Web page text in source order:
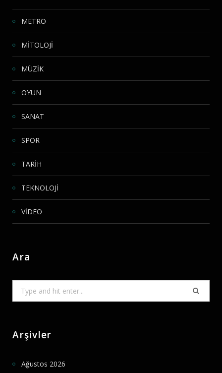
METRO
MİTOLOJİ
MÜZİK
OYUN
SANAT
SPOR
TARİH
TEKNOLOJİ
VİDEO
Ara
Arşivler
Ağustos 2026